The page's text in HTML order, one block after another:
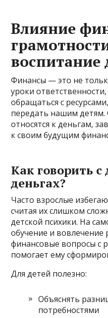
Влияние
воспитание
Финансы — это не
уроки
обращаться с
передать нашим детям.
относятся к деньгам,
к своим будущим
Как говорить с
деньгах?
Часто взрослые
считая их слишком
детской психики. На
обучение и вовлечение
финансовые вопросы с
помогает ему
Для детей полезно:
Объяснять
потребностями